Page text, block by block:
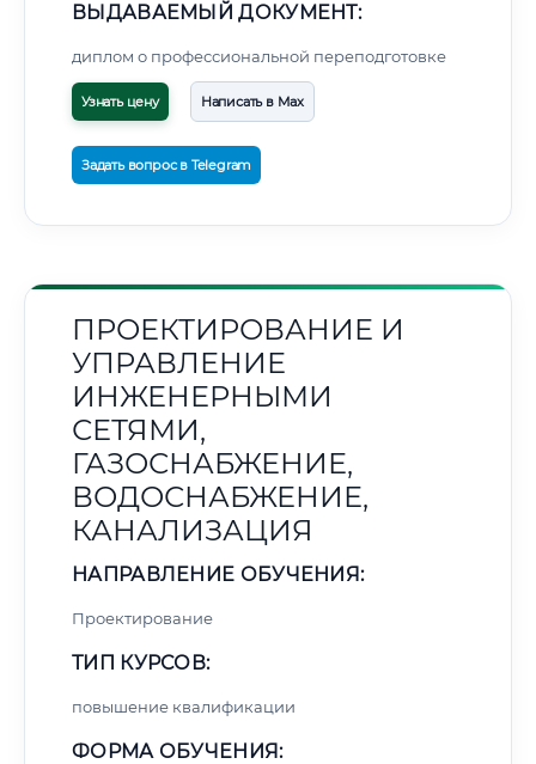
ВЫДАВАЕМЫЙ ДОКУМЕНТ:
диплом о профессиональной переподготовке
Узнать цену Написать в Max
Задать вопрос в Telegram
ПРОЕКТИРОВАНИЕ И
УПРАВЛЕНИЕ
ИНЖЕНЕРНЫМИ
СЕТЯМИ,
ГАЗОСНАБЖЕНИЕ,
ВОДОСНАБЖЕНИЕ,
КАНАЛИЗАЦИЯ
НАПРАВЛЕНИЕ ОБУЧЕНИЯ:
Проектирование
ТИП КУРСОВ:
повышение квалификации
ФОРМА ОБУЧЕНИЯ: